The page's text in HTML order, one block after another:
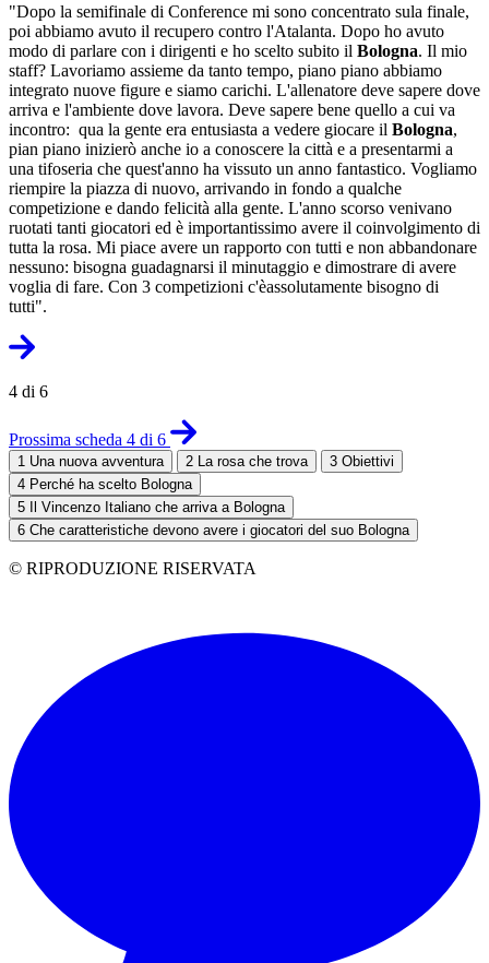
"Dopo la semifinale di Conference mi sono concentrato sula finale,
poi abbiamo avuto il recupero contro l'Atalanta. Dopo ho avuto
modo di parlare con i dirigenti e ho scelto subito il Bologna. Il mio
staff? Lavoriamo assieme da tanto tempo, piano piano abbiamo
integrato nuove figure e siamo carichi. L'allenatore deve sapere dove
arriva e l'ambiente dove lavora. Deve sapere bene quello a cui va
incontro: qua la gente era entusiasta a vedere giocare il Bologna,
pian piano inizierò anche io a conoscere la città e a presentarmi a
una tifoseria che quest'anno ha vissuto un anno fantastico. Vogliamo
riempire la piazza di nuovo, arrivando in fondo a qualche
competizione e dando felicità alla gente. L'anno scorso venivano
ruotati tanti giocatori ed è importantissimo avere il coinvolgimento di
tutta la rosa. Mi piace avere un rapporto con tutti e non abbandonare
nessuno: bisogna guadagnarsi il minutaggio e dimostrare di avere
voglia di fare. Con 3 competizioni c'èassolutamente bisogno di
tutti".
4 di 6
Prossima scheda 4 di 6
1 Una nuova avventura 2 La rosa che trova 3 Obiettivi
4 Perché ha scelto Bologna
5
Il Vincenzo Italiano che arriva a Bologna
6 Che caratteristiche devono avere i giocatori del suo Bologna
© RIPRODUZIONE RISERVATA